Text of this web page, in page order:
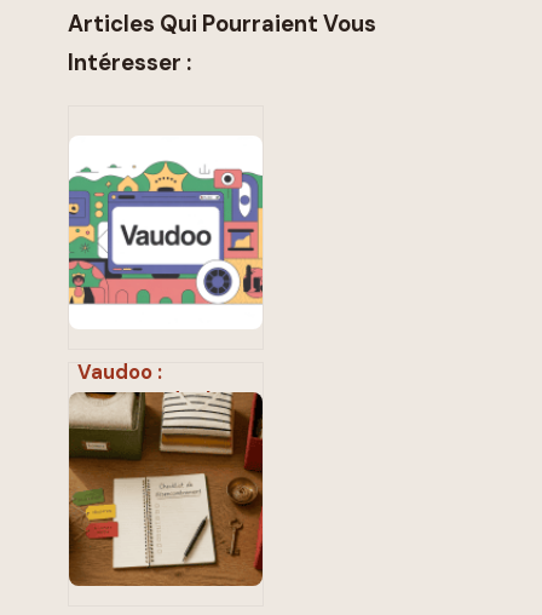
Articles Qui Pourraient Vous
Intéresser :
Vaudoo :
comprendre la
plateforme et en
tirer un maximum
de valeur